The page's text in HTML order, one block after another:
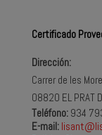
Certificado
Dirección:
Carrer de les
08820 EL PRAT
Teléfono:934
E-mail: